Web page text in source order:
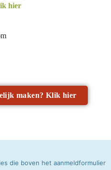
hier
maken? Klik hier
die boven het aanmeldformulier